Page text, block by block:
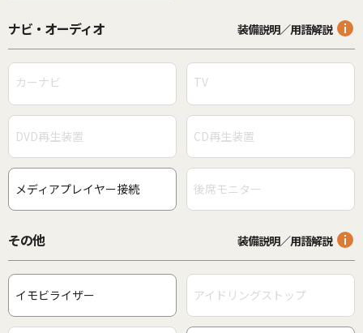
ナビ・オーディオ 装備説明／用語解説
カーナビ TV
DVD再生装置 CD再生装置
メディアプレイヤー接続 後席モニター
その他 装備説明／用語解説
イモビライザー アイドリングストップ